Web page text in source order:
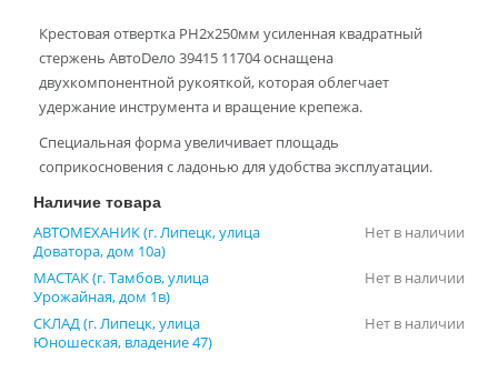
Крестовая отвертка PH2x250мм усиленная квадратный
стержень АвтоDело 39415 11704 оснащена
двухкомпонентной рукояткой, которая облегчает
удержание инструмента и вращение крепежа.
Специальная форма увеличивает площадь
соприкосновения с ладонью для удобства эксплуатации.
Наличие товара
АВТОМЕХАНИК (г. Липецк, улица
Доватора, дом 10а)
Нет в наличии
МАСТАК (г. Тамбов, улица
Урожайная, дом 1в)
Нет в наличии
СКЛАД (г. Липецк, улица
Юношеская, владение 47)
Нет в наличии